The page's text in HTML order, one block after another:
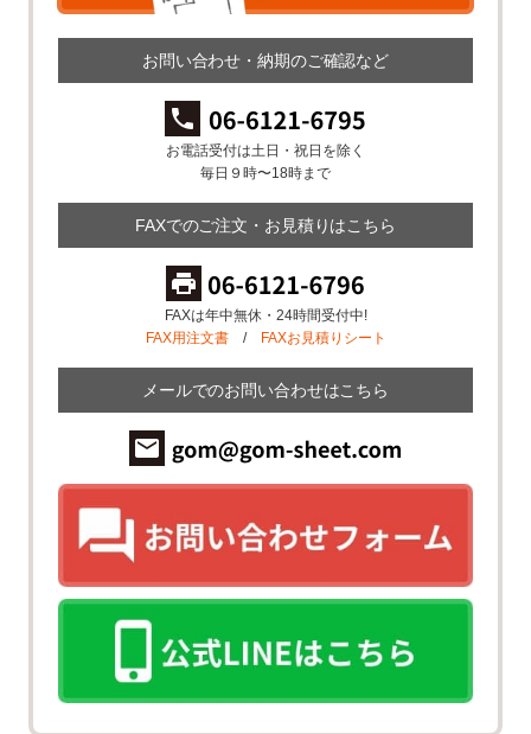
お問い合わせ・納期のご確認など
お電話受付は土日・祝日を除く
毎日９時〜18時まで
FAXでのご注文・お見積りはこちら
FAXは年中無休・24時間受付中!
FAX用注文書/ FAXお見積りシート
メールでのお問い合わせはこちら